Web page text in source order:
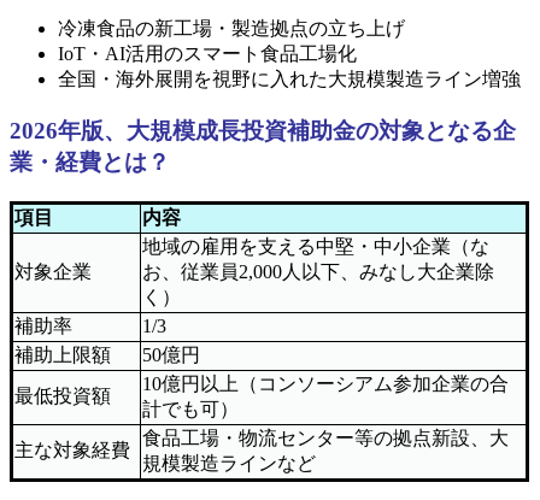
冷凍食品の新工場・製造拠点の立ち上げ
IoT・AI活用のスマート食品工場化
全国・海外展開を視野に入れた大規模製造ライン増強
2026年版、大規模成長投資補助金の対象となる企
業・経費とは？
項目 内容
対象企業
地域の雇用を支える中堅・中小企業（な
お、従業員2,000人以下、みなし大企業除
く）
補助率
1/3
補助上限額
50億円
最低投資額
10億円以上（コンソーシアム参加企業の合
計でも可）
主な対象経費
食品工場・物流センター等の拠点新設、大
規模製造ラインなど